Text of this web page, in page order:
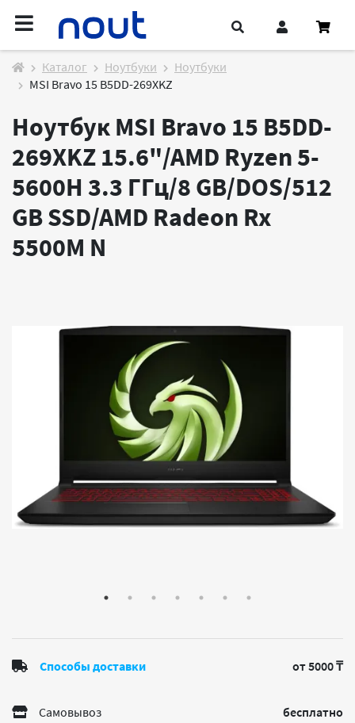
Каталог Ноутбуки
Ноутбуки
MSI Bravo 15 B5DD-269XKZ
Ноутбук MSI Bravo 15 B5DD-
269XKZ 15.6"/AMD Ryzen 5-
5600H 3.3 ГГц/8 GB/DOS/512
GB SSD/AMD Radeon Rx
5500M N
Способы доставки от 5000 ₸
Самовывоз бесплатно